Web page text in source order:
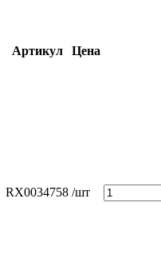
Артикул Цена
RX0034758 /шт